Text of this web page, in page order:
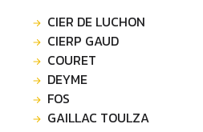
CIER DE LUCHON
CIERP GAUD
COURET
DEYME
FOS
GAILLAC TOULZA